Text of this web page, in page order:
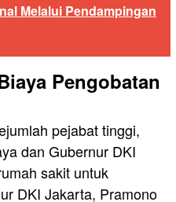
Melalui Pendampingan
Pengobatan
pejabat tinggi,
dan Gubernur DKI
sakit untuk
DKI Jakarta, Pramono